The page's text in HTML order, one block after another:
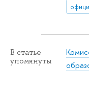
В статье
упомянуты